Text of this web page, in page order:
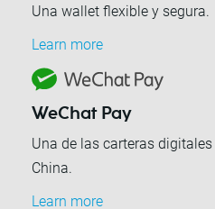
Una wallet flexible y segura.
Learn more
WeChat Pay
Una de las carteras
China.
Learn more